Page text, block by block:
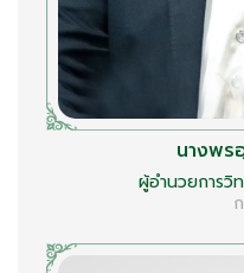
นางพร
ผู้อำนวยการวิ